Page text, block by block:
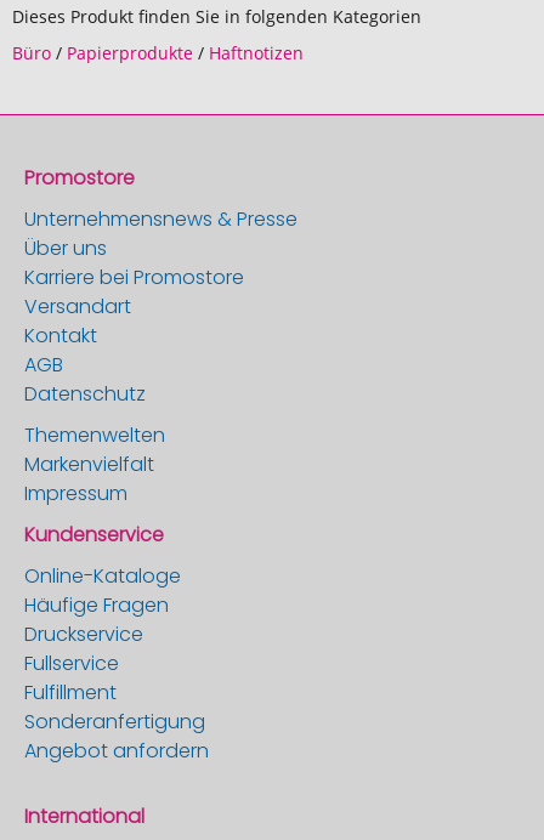
Dieses Produkt finden Sie in folgenden Kategorien
Büro / Papierprodukte / Haftnotizen
Promostore
Unternehmensnews & Presse
Über uns
Karriere bei Promostore
Versandart
Kontakt
AGB
Datenschutz
Themenwelten
Markenvielfalt
Impressum
Kundenservice
Online-Kataloge
Häufige Fragen
Druckservice
Fullservice
Fulfillment
Sonderanfertigung
Angebot anfordern
International